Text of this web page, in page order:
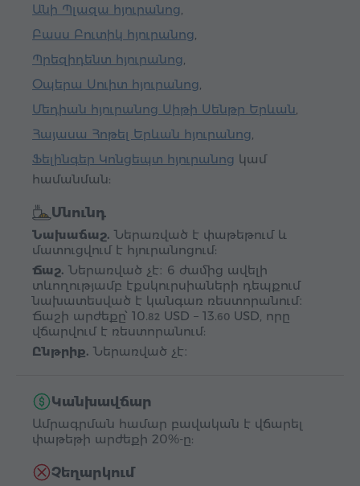
Անի Պլազա հյուրանոց,
Բասս Բուտիկ հյուրանոց,
Պրեզիդենտ հյուրանոց,
Օպերա Սուիտ հյուրանոց,
Մեդիան հյուրանոց Սիթի Սենթր Երևան,
Հայասա Հոթել Երևան հյուրանոց,
Ֆելինգեր Կոնցեպտ հյուրանոց կամ
համանման:
Սնունդ
Նախաճաշ. Ներառված է փաթեթում և
մատուցվում է հյուրանոցում:
Ճաշ. Ներառված չէ։ 6 ժամից ավելի
տևողությամբ էքսկուրսիաների դեպքում
նախատեսված է կանգառ ռեստորանում։
Ճաշի արժեքը՝ 10.82 USD – 13.60 USD, որը
վճարվում է ռեստորանում:
Ընթրիք. Ներառված չէ։
Կանխավճար
Ամրագրման համար բավական է վճարել
փաթեթի արժեքի 20%-ը:
Չեղարկում